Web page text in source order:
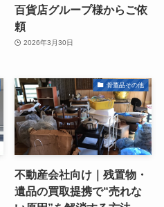
百貨店グループ様からご依
頼
2026年3月30日
骨董品その他
不動産会社向け｜残置物・
遺品の買取提携で“売れな